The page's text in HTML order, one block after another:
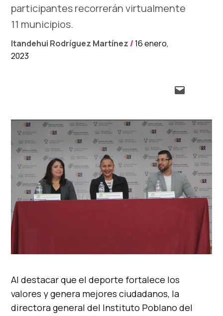
participantes recorrerán virtualmente
11 municipios.
Itandehui Rodríguez Martínez / 16 enero,
2023
Al destacar que el deporte fortalece los
valores y genera mejores ciudadanos, la
directora general del Instituto Poblano del